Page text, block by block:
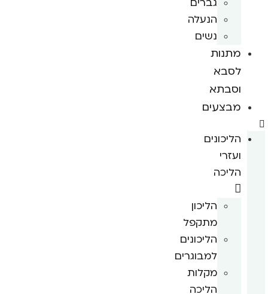
הנעלה
נשים
מתנות
לסבא
וסבתא
מבצעים
הליכונים
ועזרי
הליכה
הליכון
מתקפל
הליכונים
למבוגרים
מקלות
הליכה